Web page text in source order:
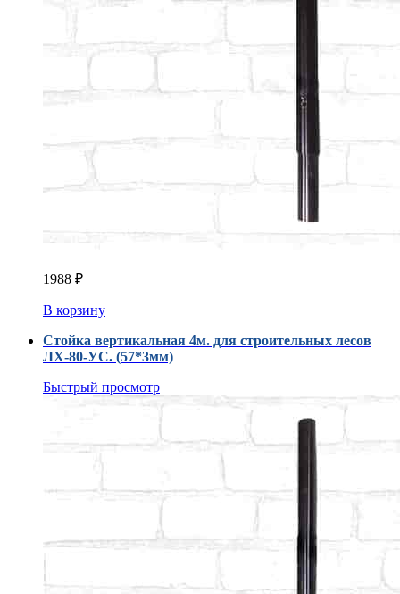
1988 ₽
В корзину
Стойка вертикальная 4м. для строительных лесов
ЛХ-80-УС. (57*3мм)
Быстрый просмотр